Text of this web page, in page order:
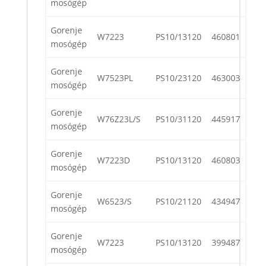
mosógép
Gorenje
mosógép
W7223 PS10/13120 460801
Gorenje
mosógép
W7523PL PS10/23120 463003
Gorenje
mosógép
W76Z23L/S PS10/31120 445917
Gorenje
mosógép
W7223D PS10/13120 460803
Gorenje
mosógép
W6523/S PS10/21120 434947
Gorenje
mosógép
W7223 PS10/13120 399487